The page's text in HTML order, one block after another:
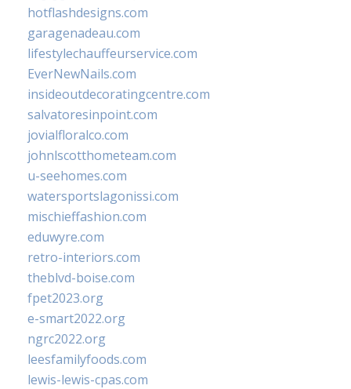
hotflashdesigns.com
garagenadeau.com
lifestylechauffeurservice.com
EverNewNails.com
insideoutdecoratingcentre.com
salvatoresinpoint.com
jovialfloralco.com
johnlscotthometeam.com
u-seehomes.com
watersportslagonissi.com
mischieffashion.com
eduwyre.com
retro-interiors.com
theblvd-boise.com
fpet2023.org
e-smart2022.org
ngrc2022.org
leesfamilyfoods.com
lewis-lewis-cpas.com